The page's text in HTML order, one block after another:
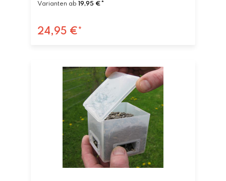
Varianten ab 19,95 €*
24,95 €*